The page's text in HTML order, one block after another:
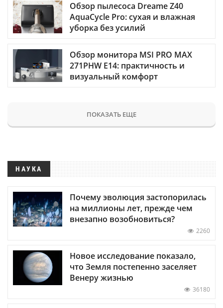
Обзор пылесоса Dreame Z40
AquaCycle Pro: сухая и влажная
уборка без усилий
Обзор монитора MSI PRO MAX
271PHW E14: практичность и
визуальный комфорт
ПОКАЗАТЬ ЕЩЕ
НАУКА
Почему эволюция застопорилась
на миллионы лет, прежде чем
внезапно возобновиться?
2260
Новое исследование показало,
что Земля постепенно заселяет
Венеру жизнью
36180